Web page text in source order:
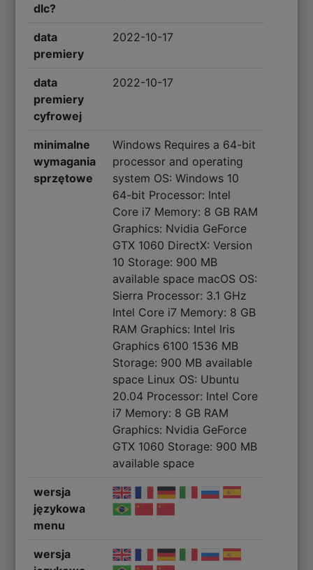
dlc?
data
premiery
2022-10-17
data
premiery
cyfrowej
2022-10-17
minimalne
wymagania
sprzętowe
Windows Requires a 64-bit
processor and operating
system OS: Windows 10
64-bit Processor: Intel
Core i7 Memory: 8 GB RAM
Graphics: Nvidia GeForce
GTX 1060 DirectX: Version
10 Storage: 900 MB
available space macOS OS:
Sierra Processor: 3.1 GHz
Intel Core i7 Memory: 8 GB
RAM Graphics: Intel Iris
Graphics 6100 1536 MB
Storage: 900 MB available
space Linux OS: Ubuntu
20.04 Processor: Intel Core
i7 Memory: 8 GB RAM
Graphics: Nvidia GeForce
GTX 1060 Storage: 900 MB
available space
wersja
językowa
menu
wersja